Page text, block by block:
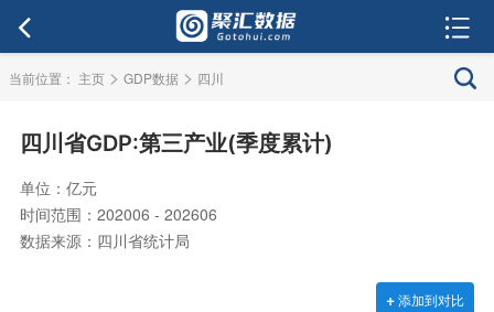
当前位置： 主页 > GDP数据 > 四川
四川省GDP:第三产业(季度累计)
单位：亿元
时间范围：202006 - 202606
数据来源：四川省统计局
+添加到对比